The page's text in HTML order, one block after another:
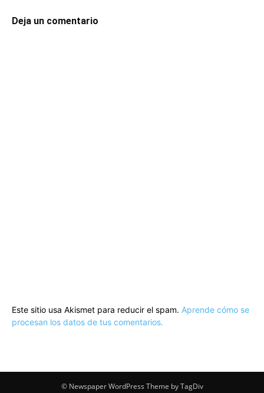
Deja un comentario
Este sitio usa Akismet para reducir el spam. Aprende cómo se
procesan los datos de tus comentarios.
© Newspaper WordPress Theme by TagDiv